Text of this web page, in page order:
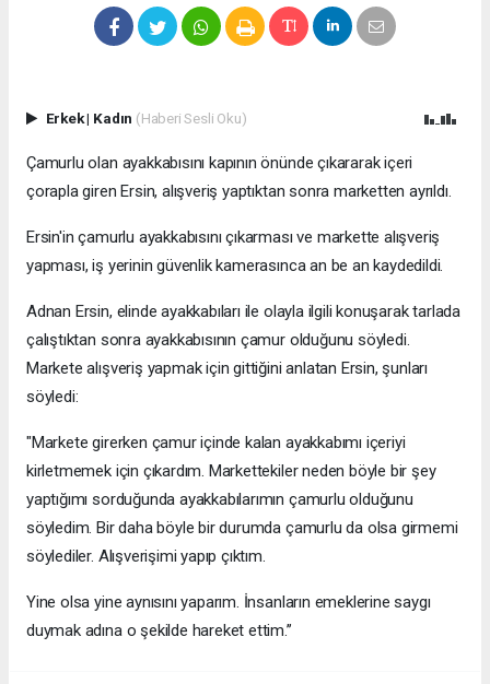
Erkek| Kadın (Haberi Sesli Oku)
Çamurlu olan ayakkabısını kapının önünde çıkararak içeri
çorapla giren Ersin, alışveriş yaptıktan sonra marketten ayrıldı.
Ersin'in çamurlu ayakkabısını çıkarması ve markette alışveriş
yapması, iş yerinin güvenlik kamerasınca an be an kaydedildi.
Adnan Ersin, elinde ayakkabıları ile olayla ilgili konuşarak tarlada
çalıştıktan sonra ayakkabısının çamur olduğunu söyledi.
Markete alışveriş yapmak için gittiğini anlatan Ersin, şunları
söyledi:
"Markete girerken çamur içinde kalan ayakkabımı içeriyi
kirletmemek için çıkardım. Markettekiler neden böyle bir şey
yaptığımı sorduğunda ayakkabılarımın çamurlu olduğunu
söyledim. Bir daha böyle bir durumda çamurlu da olsa girmemi
söylediler. Alışverişimi yapıp çıktım.
Yine olsa yine aynısını yaparım. İnsanların emeklerine saygı
duymak adına o şekilde hareket ettim.’’